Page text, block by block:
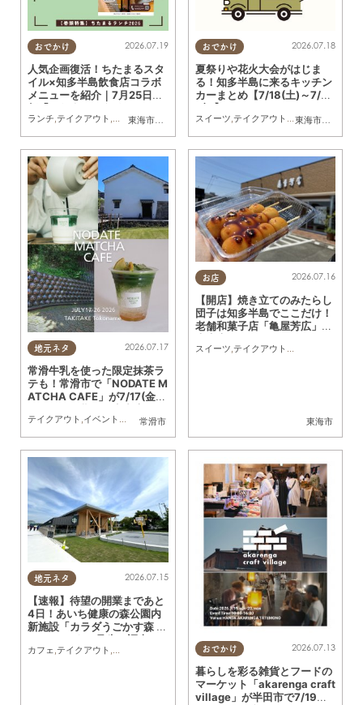
おでかけ
東海市
,大府市 知多市 ,東浦町,阿久比町 ,半田市,常滑市
2026.07.19
人気企画復活！ちたまるスタ
イル×知多半島飲食店コラボ
メニューを紹介｜7月25日発
行「ちたまるスタイル8・9
月号」見ドコロ解説
ランチ テイクアウト 習い事,観光 アウトドア,季節ネタ,ちたまるスタイル掲載店
おでかけ
東海市
,大府市
2026.07.18
夏祭りや花火大会がはじま
る！知多半島に来るキッチン
カーまとめ【7/18(土)～7/24
(金)】
スイーツ テイクアウト キッチンカー
地元ネタ
常滑市
2026.07.17
常滑牛乳を使った限定抹茶ラ
テも！常滑市で「NODATE M
ATCHA CAFE」が7/17(金)
テイクアウト ,イベント ,観光 ,親子,家族
お店
東海市
2026.07.16
【開店】焼き立てのみたらし
団子は知多半島でここだけ！
老舗和菓子店「亀屋芳広」の
スイーツ,テイクアウト ,リニューアル
地元ネタ 2026.07.15
【速報】待望の開業まであと
4日！あいち健康の森公園内
新施設「カラダうごかす森 H
arappa」を一足先に調査
カフェ,テイクアウト ,開店 家族,ペット トレンド KURUTOHP
おでかけ 2026.07.13
暮らしを彩る雑貨とフードの
マーケット「akarenga craft
village」が半田市で7/19